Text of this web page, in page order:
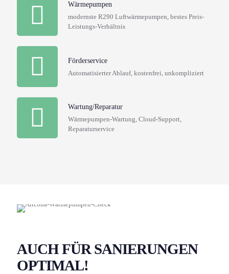
Wärmepumpen
modernste R290 Luftwärmepumpen, bestes Preis-
Leistungs-Verhältnis
Förderservice
Automatisierter Ablauf, kostenfrei, unkompliziert
Wartung/Reparatur
Wärmepumpen-Wartung, Cloud-Support,
Reparaturservice
AUCH FÜR SANIERUNGEN
OPTIMAL!